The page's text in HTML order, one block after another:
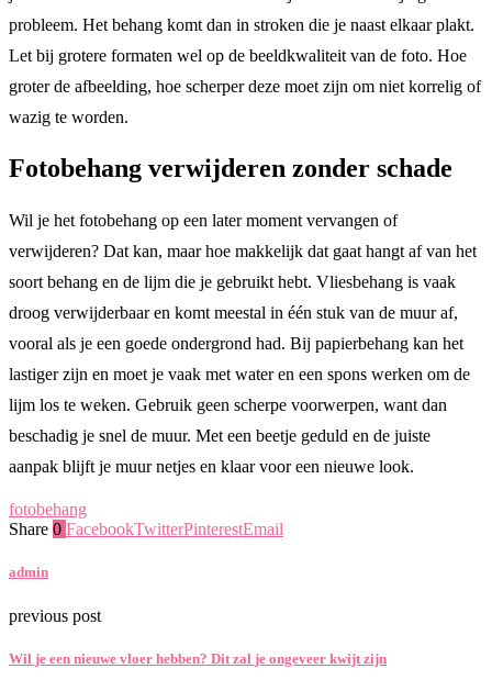
probleem. Het behang komt dan in stroken die je naast elkaar plakt.
Let bij grotere formaten wel op de beeldkwaliteit van de foto. Hoe
groter de afbeelding, hoe scherper deze moet zijn om niet korrelig of
wazig te worden.
Fotobehang verwijderen zonder schade
Wil je het fotobehang op een later moment vervangen of
verwijderen? Dat kan, maar hoe makkelijk dat gaat hangt af van het
soort behang en de lijm die je gebruikt hebt. Vliesbehang is vaak
droog verwijderbaar en komt meestal in één stuk van de muur af,
vooral als je een goede ondergrond had. Bij papierbehang kan het
lastiger zijn en moet je vaak met water en een spons werken om de
lijm los te weken. Gebruik geen scherpe voorwerpen, want dan
beschadig je snel de muur. Met een beetje geduld en de juiste
aanpak blijft je muur netjes en klaar voor een nieuwe look.
fotobehang
Share 0 FacebookTwitterPinterestEmail
admin
previous post
Wil je een nieuwe vloer hebben? Dit zal je ongeveer kwijt zijn